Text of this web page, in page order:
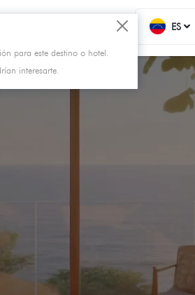
ES
para este destino o hotel.
interesarte.